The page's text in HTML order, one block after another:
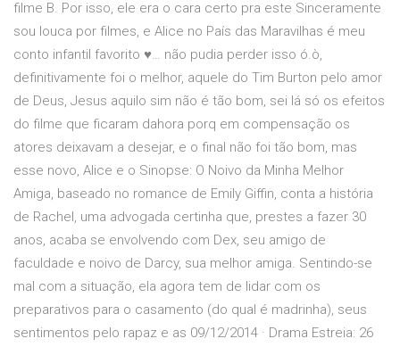
filme B. Por isso, ele era o cara certo pra este Sinceramente
sou louca por filmes, e Alice no País das Maravilhas é meu
conto infantil favorito ♥… não pudia perder isso ó.ò,
definitivamente foi o melhor, aquele do Tim Burton pelo amor
de Deus, Jesus aquilo sim não é tão bom, sei lá só os efeitos
do filme que ficaram dahora porq em compensação os
atores deixavam a desejar, e o final não foi tão bom, mas
esse novo, Alice e o Sinopse: O Noivo da Minha Melhor
Amiga, baseado no romance de Emily Giffin, conta a história
de Rachel, uma advogada certinha que, prestes a fazer 30
anos, acaba se envolvendo com Dex, seu amigo de
faculdade e noivo de Darcy, sua melhor amiga. Sentindo-se
mal com a situação, ela agora tem de lidar com os
preparativos para o casamento (do qual é madrinha), seus
sentimentos pelo rapaz e as 09/12/2014 · Drama Estreia: 26